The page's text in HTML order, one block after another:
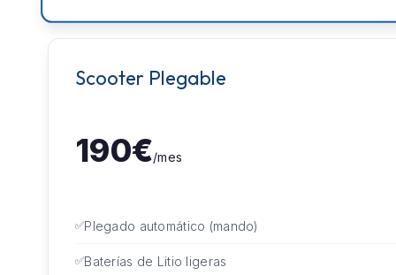
Scooter Plegable
190€/mes
Plegado automático (mando)
Baterías de Litio ligeras